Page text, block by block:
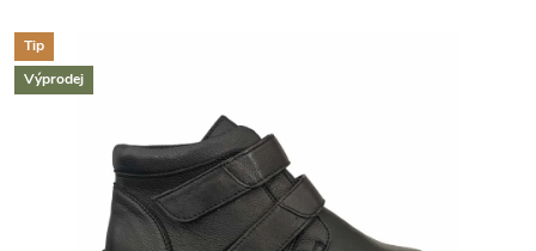
Tip
Výprodej